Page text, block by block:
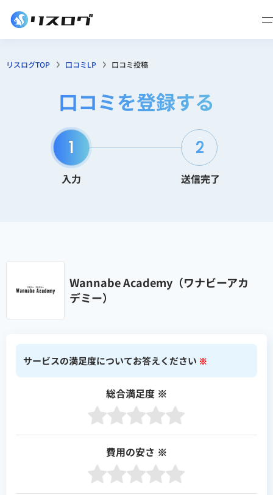
リスログTOP 口コミLP 口コミ投稿
口コミを登録する
1
入力
2
送信完了
Wannabe Academy（ワナビーアカ
デミー）
サービスの満足度についてお答えください ※
総合満足度 ※
費用の安さ ※